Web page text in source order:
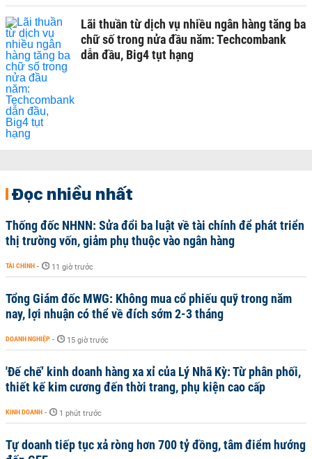
Lãi thuần từ dịch vụ nhiều ngân hàng tăng ba
chữ số trong nửa đầu năm: Techcombank
dẫn đầu, Big4 tụt hạng
Đọc nhiều nhất
Thống đốc NHNN: Sửa đổi ba luật về tài chính để phát triển
thị trường vốn, giảm phụ thuộc vào ngân hàng
TÀI CHÍNH - 11 giờ trước
Tổng Giám đốc MWG: Không mua cổ phiếu quỹ trong năm
nay, lợi nhuận có thể về đích sớm 2-3 tháng
DOANH NGHIỆP - 15 giờ trước
'Đế chế’ kinh doanh hàng xa xỉ của Lý Nhã Kỳ: Từ phân phối,
thiết kế kim cương đến thời trang, phụ kiện cao cấp
KINH DOANH - 1 phút trước
Tự doanh tiếp tục xả ròng hơn 700 tỷ đồng, tâm điểm hướng